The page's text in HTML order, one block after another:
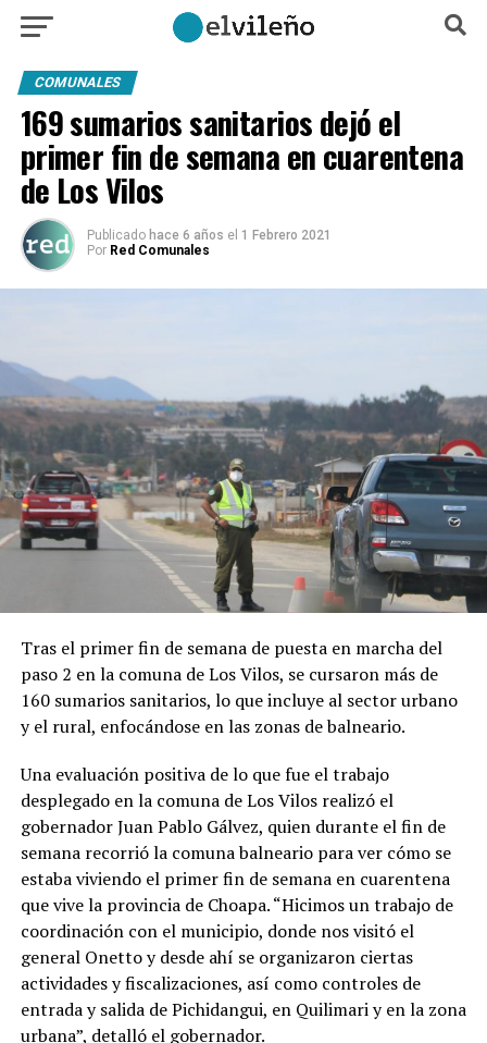
COMUNALES
169 sumarios sanitarios dejó el
primer fin de semana en cuarentena
de Los Vilos
Publicado hace 6 años el 1 Febrero 2021
Por Red Comunales
Tras el primer fin de semana de puesta en marcha del
paso 2 en la comuna de Los Vilos, se cursaron más de
160 sumarios sanitarios, lo que incluye al sector urbano
y el rural, enfocándose en las zonas de balneario.
Una evaluación positiva de lo que fue el trabajo
desplegado en la comuna de Los Vilos realizó el
gobernador Juan Pablo Gálvez, quien durante el fin de
semana recorrió la comuna balneario para ver cómo se
estaba viviendo el primer fin de semana en cuarentena
que vive la provincia de Choapa. “Hicimos un trabajo de
coordinación con el municipio, donde nos visitó el
general Onetto y desde ahí se organizaron ciertas
actividades y fiscalizaciones, así como controles de
entrada y salida de Pichidangui, en Quilimari y en la zona
urbana”, detalló el gobernador.